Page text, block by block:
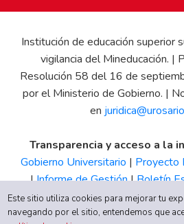
Institución de educación superior
vigilancia del Mineducación. |
Resolución 58 del 16 de
por el Ministerio de Gobierno. |
en
Transparencia y acceso a la
Gobierno Universitario | Proyecto
|Informe de Gestión|Boletín
Tributario|Estados Financieros |
de Integridad
Este sitio utiliza cookies para mejorar tu
navegando por el sitio, entendemos que